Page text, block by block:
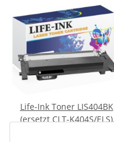
Life-Ink Toner LIS404BK
(ersetzt CLT-K404S/ELS)